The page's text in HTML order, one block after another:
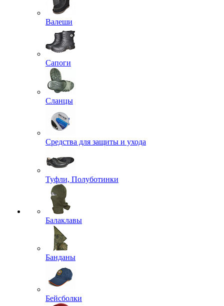
Валеши
Сапоги
Сланцы
Средства для защиты и ухода
Туфли, Полуботинки
Балаклавы
Банданы
Бейсболки